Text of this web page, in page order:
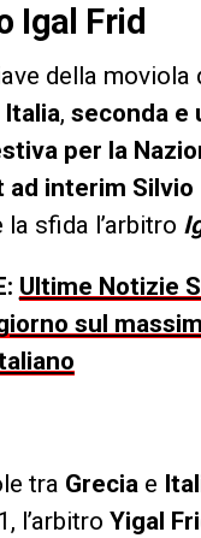
Igal Frid
della moviola
Italia, seconda e
per la
ad interim Silvio
la sfida l’arbitro
Ultime Notizie
sul
tra Greciae
l’arbitro Yigal